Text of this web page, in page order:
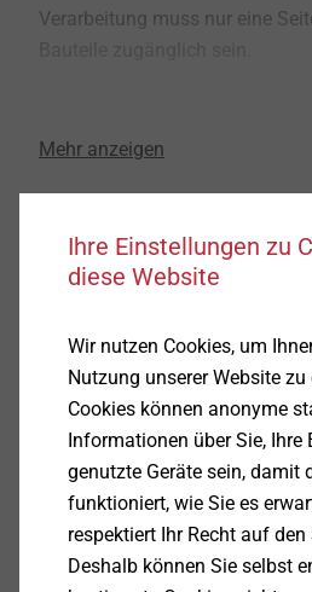
Mehr anzeigen
Verarbeitung muss nur eine
Produkte (5)
Blindniet
Niete
Produkt
Ihre Einstellungen zu
diese Website
Wir nutzen Cookies, um
Nutzung unserer Website
Cookies können anonyme
Informationen über Sie, Ihre
genutzte Geräte sein, damit
funktioniert, wie Sie es
respektiert Ihr Recht auf
Deshalb können Sie selbst